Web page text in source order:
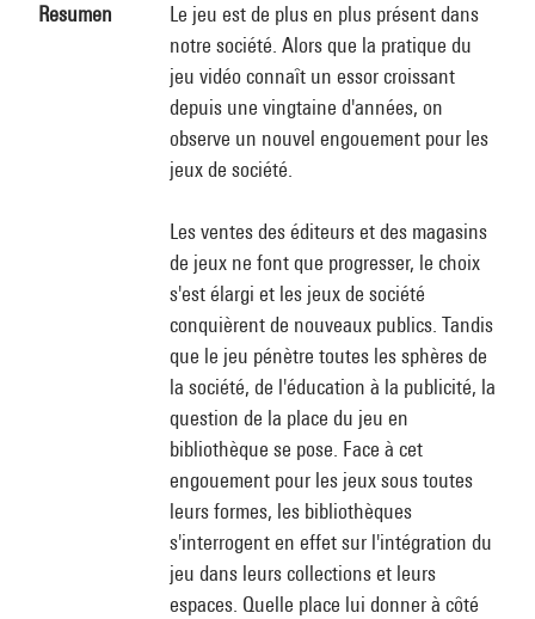
Resumen
Le jeu est de plus en plus présent dans
notre société. Alors que la pratique du
jeu vidéo connaît un essor croissant
depuis une vingtaine d'années, on
observe un nouvel engouement pour les
jeux de société.
Les ventes des éditeurs et des magasins
de jeux ne font que progresser, le choix
s'est élargi et les jeux de société
conquièrent de nouveaux publics. Tandis
que le jeu pénètre toutes les sphères de
la société, de l'éducation à la publicité, la
question de la place du jeu en
bibliothèque se pose. Face à cet
engouement pour les jeux sous toutes
leurs formes, les bibliothèques
s'interrogent en effet sur l'intégration du
jeu dans leurs collections et leurs
espaces. Quelle place lui donner à côté